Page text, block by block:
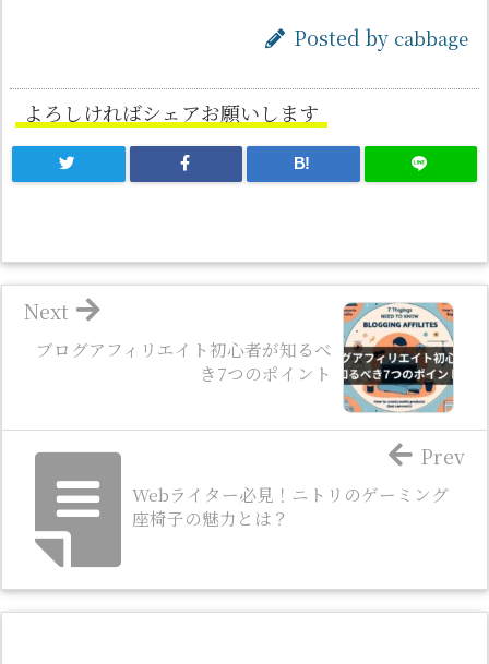
Posted by cabbage
よろしければシェアお願いします
B!
ブログアフィリエイト初心者が知るべ
き7つのポイント
Next
Webライター必見！ニトリのゲーミング
座椅子の魅力とは？
Prev